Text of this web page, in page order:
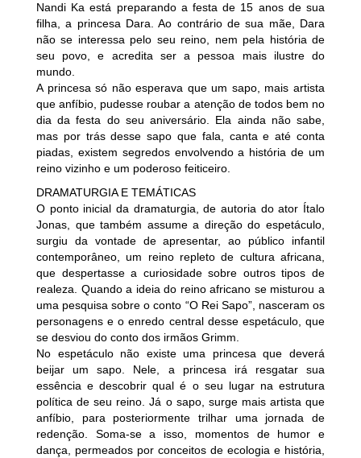
Nandi Ka está preparando a festa de 15 anos de sua
filha, a princesa Dara. Ao contrário de sua mãe, Dara
não se interessa pelo seu reino, nem pela história de
seu povo, e acredita ser a pessoa mais ilustre do
mundo.
A princesa só não esperava que um sapo, mais artista
que anfíbio, pudesse roubar a atenção de todos bem no
dia da festa do seu aniversário. Ela ainda não sabe,
mas por trás desse sapo que fala, canta e até conta
piadas, existem segredos envolvendo a história de um
reino vizinho e um poderoso feiticeiro.
DRAMATURGIA E TEMÁTICAS
O ponto inicial da dramaturgia, de autoria do ator Ítalo
Jonas, que também assume a direção do espetáculo,
surgiu da vontade de apresentar, ao público infantil
contemporâneo, um reino repleto de cultura africana,
que despertasse a curiosidade sobre outros tipos de
realeza. Quando a ideia do reino africano se misturou a
uma pesquisa sobre o conto “O Rei Sapo”, nasceram os
personagens e o enredo central desse espetáculo, que
se desviou do conto dos irmãos Grimm.
No espetáculo não existe uma princesa que deverá
beijar um sapo. Nele, a princesa irá resgatar sua
essência e descobrir qual é o seu lugar na estrutura
política de seu reino. Já o sapo, surge mais artista que
anfíbio, para posteriormente trilhar uma jornada de
redenção. Soma-se a isso, momentos de humor e
dança, permeados por conceitos de ecologia e história,